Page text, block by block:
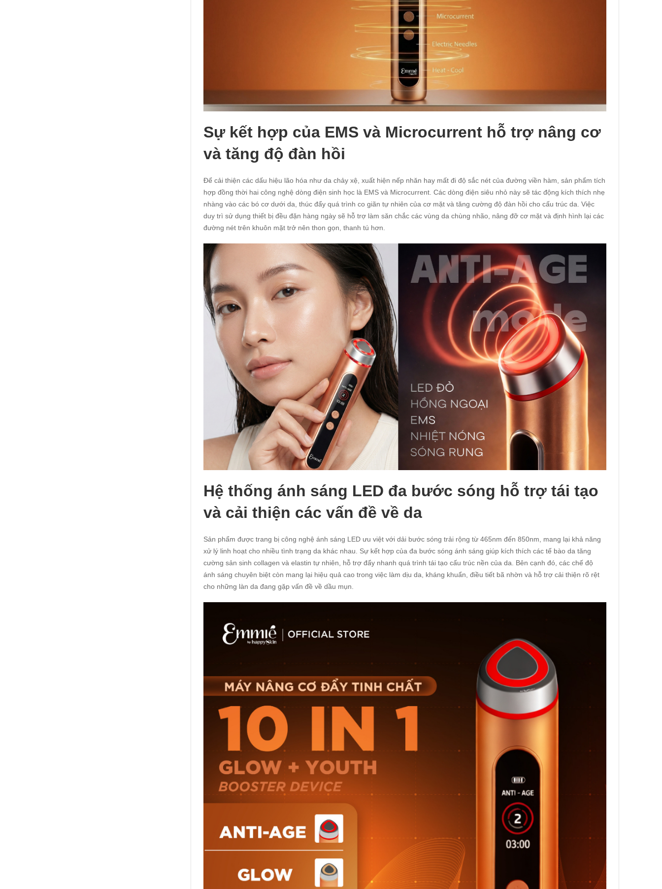
Sự kết hợp của EMS và Microcurrent hỗ trợ nâng cơ
và tăng độ đàn hồi
Để cải thiện các dấu hiệu lão hóa như da chảy xệ, xuất hiện nếp nhăn hay mất đi độ sắc nét của đường viền hàm, sản phẩm tích
hợp đồng thời hai công nghệ dòng điện sinh học là EMS và Microcurrent. Các dòng điện siêu nhỏ này sẽ tác động kích thích nhẹ
nhàng vào các bó cơ dưới da, thúc đẩy quá trình co giãn tự nhiên của cơ mặt và tăng cường độ đàn hồi cho cấu trúc da. Việc
duy trì sử dụng thiết bị đều đặn hàng ngày sẽ hỗ trợ làm săn chắc các vùng da chùng nhão, nâng đỡ cơ mặt và định hình lại các
đường nét trên khuôn mặt trở nên thon gọn, thanh tú hơn.
Hệ thống ánh sáng LED đa bước sóng hỗ trợ tái tạo
và cải thiện các vấn đề về da
Sản phẩm được trang bị công nghệ ánh sáng LED ưu việt với dải bước sóng trải rộng từ 465nm đến 850nm, mang lại khả năng
xử lý linh hoạt cho nhiều tình trạng da khác nhau. Sự kết hợp của đa bước sóng ánh sáng giúp kích thích các tế bào da tăng
cường sản sinh collagen và elastin tự nhiên, hỗ trợ đẩy nhanh quá trình tái tạo cấu trúc nền của da. Bên cạnh đó, các chế độ
ánh sáng chuyên biệt còn mang lại hiệu quả cao trong việc làm dịu da, kháng khuẩn, điều tiết bã nhờn và hỗ trợ cải thiện rõ rệt
cho những làn da đang gặp vấn đề về dầu mụn.